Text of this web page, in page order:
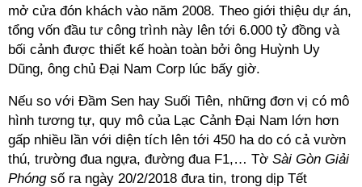
mở cửa đón khách vào năm 2008. Theo giới thiệu dự án,
tổng vốn đầu tư công trình này lên tới 6.000 tỷ đồng và
bối cảnh được thiết kế hoàn toàn bởi ông Huỳnh Uy
Dũng, ông chủ Đại Nam Corp lúc bấy giờ.
Nếu so với Đầm Sen hay Suối Tiên, những đơn vị có mô
hình tương tự, quy mô của Lạc Cảnh Đại Nam lớn hơn
gấp nhiều lần với diện tích lên tới 450 ha do có cả vườn
thú, trường đua ngựa, đường đua F1,… Tờ Sài Gòn Giải
Phóngsố ra ngày 20/2/2018 đưa tin, trong dịp Tết